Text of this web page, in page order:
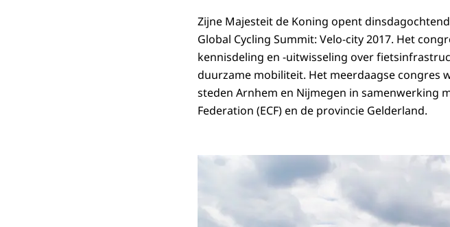
Zijne Majesteit de Koning opent
Global Cycling Summit: Velo-city 2017. Het
kennisdeling en -uitwisseling over
duurzame mobiliteit. Het meerdaagse congres
steden Arnhem en Nijmegen in samenwerking
Federation (ECF) en de provincie Gelderland.